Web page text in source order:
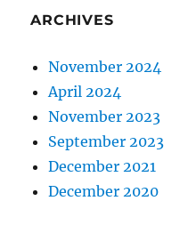
ARCHIVES
November 2024
April 2024
November 2023
September 2023
December 2021
December 2020